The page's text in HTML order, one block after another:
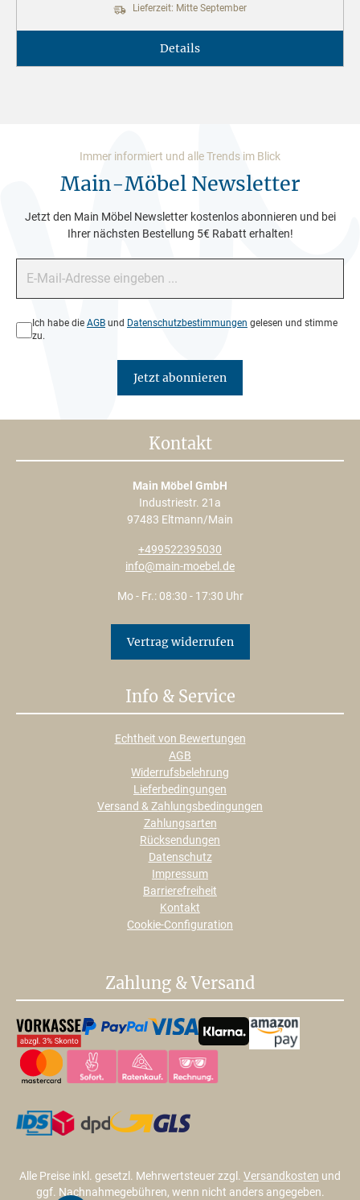
Lieferzeit: Mitte September
Details
Immer informiert und alle Trends im Blick
Main-Möbel Newsletter
Jetzt den Main Möbel Newsletter kostenlos abonnieren und bei
Ihrer nächsten Bestellung 5€ Rabatt erhalten!
Datenschutz*
Ich habe die AGB und Datenschutzbestimmungen gelesen und stimme
zu.
Jetzt abonnieren
Kontakt
Main Möbel GmbH
Industriestr. 21a
97483 Eltmann/Main
+499522395030
info@main-moebel.de
Mo - Fr.: 08:30 - 17:30 Uhr
Vertrag widerrufen
Info & Service
Echtheit von Bewertungen
AGB
Widerrufsbelehrung
Lieferbedingungen
Versand & Zahlungsbedingungen
Zahlungsarten
Rücksendungen
Datenschutz
Impressum
Barrierefreiheit
Kontakt
Cookie-Configuration
Zahlung & Versand
Alle Preise inkl. gesetzl. Mehrwertsteuer zzgl. Versandkosten und
ggf. Nachnahmegebühren, wenn nicht anders angegeben.